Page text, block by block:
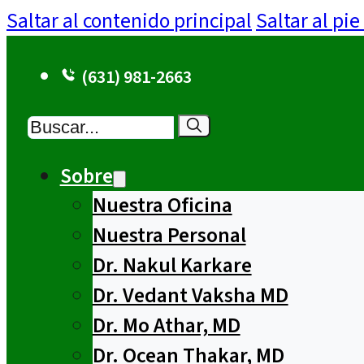
Saltar al contenido principalSaltar al
(631) 981-2663
Buscar
Sobre
Nuestra Oficina
Nuestra Personal
Dr. Nakul Karkare
Dr. Vedant Vaksha MD
Dr. Mo Athar, MD
Dr. Ocean Thakar, MD